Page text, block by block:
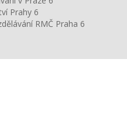
Prahy 6
RMČ Praha 6